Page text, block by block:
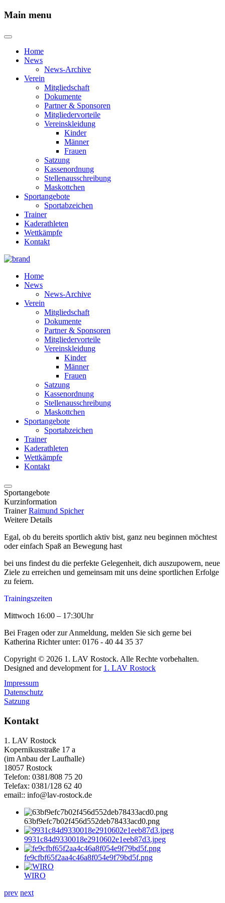
Main menu
Home
News
News-Archive
Verein
Mitgliedschaft
Dokumente
Partner & Sponsoren
Mitgliedervorteile
Vereinskleidung
Kinder
Männer
Frauen
Satzung
Kassenordnung
Stellenausschreibung
Maskottchen
Sportangebote
Sportabzeichen
Trainer
Kaderathleten
Wettkämpfe
Kontakt
Home
News
News-Archive
Verein
Mitgliedschaft
Dokumente
Partner & Sponsoren
Mitgliedervorteile
Vereinskleidung
Kinder
Männer
Frauen
Satzung
Kassenordnung
Stellenausschreibung
Maskottchen
Sportangebote
Sportabzeichen
Trainer
Kaderathleten
Wettkämpfe
Kontakt
Sportangebote
Kurzinformation
Trainer Raimund Spicher
Weitere Details
Egal, ob du bereits sportlich aktiv bist, ganz neu beginnen möchtest
oder einfach Spaß an Bewegung hast
bei uns findest du die perfekte Gelegenheit, dich auszupowern, neue
Ziele zu erreichen und gemeinsam mit uns deine sportlichen Erfolge
zu feiern.
Trainingszeiten
Mittwoch 16:00 – 17:30Uhr
Bei Fragen oder zur Anmeldung, melden Sie sich gerne bei
Katherina Richter unter: 0176 - 40 44 35 37
Copyright © 2026 1. LAV Rostock. Alle Rechte vorbehalten.
Designed and development for 1. LAV Rostock
Impressum
Datenschutz
Satzung
Kontakt
1. LAV Rostock
Kopernikusstraße 17 a
(im Anbau der Laufhalle)
18057 Rostock
Telefon: 0381/808 75 20
Telefax: 0381/128 62 40
email:: info@lav-rostock.de
63bf9efc7b02f456d552deb78433acd0.png
9931c84d9330018e2910602e1eeb87d3.jpeg
fe9cfbf65f2aa4c46a8f054e9f79bd5f.png
WIRO
prev next